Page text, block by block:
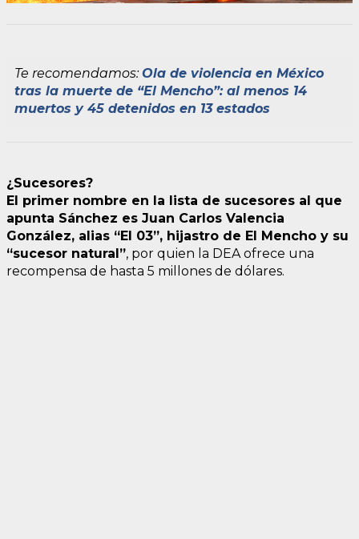
Te recomendamos:Ola de violencia en México
tras la muerte de “El Mencho”: al menos 14
muertos y 45 detenidos en 13 estados
¿Sucesores?
El primer nombre en la lista de sucesores al que
apunta Sánchez es Juan Carlos Valencia
González, alias “El 03”, hijastro de El Mencho y su
“sucesor natural”, por quien la DEA ofrece una
recompensa de hasta 5 millones de dólares.